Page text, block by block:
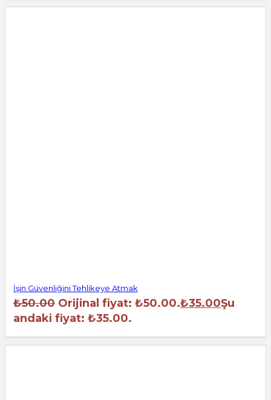
İşin Güvenliğini Tehlikeye Atmak
₺50.00 Orijinal fiyat: ₺50.00.₺35.00Şu
andaki fiyat: ₺35.00.